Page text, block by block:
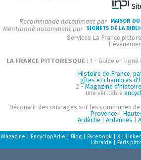
Recommandé notamment par MAISON DU
Mentionné notamment par SIGNETS DE LA
Services La France
LA FRANCE PITTORESQUE : 1 - Guide en ligne
Histoire de France,
gîtes et chambres
2 - Magazine d'histoire
une véritable
Découvrir des ouvrages sur les communes
Provence
Ardèche
Ardennes
Magazine Encyclopédie Blog| Facebook| X|
Librairie
Paris